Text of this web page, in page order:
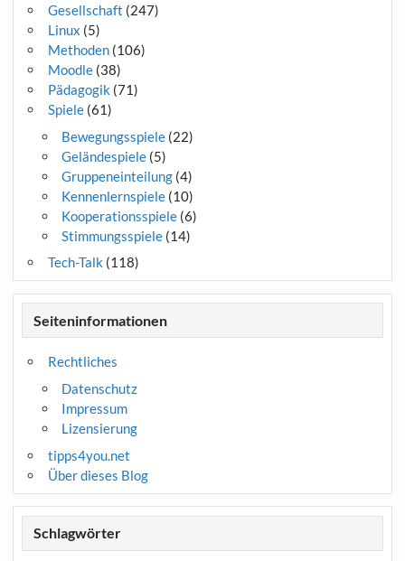
Gesellschaft (247)
Linux (5)
Methoden(106)
Moodle(38)
Pädagogik (71)
Spiele(61)
Bewegungsspiele(22)
Geländespiele(5)
Gruppeneinteilung(4)
Kennenlernspiele(10)
Kooperationsspiele(6)
Stimmungsspiele(14)
Tech-Talk (118)
Seiteninformationen
Rechtliches
Datenschutz
Impressum
Lizensierung
tipps4you.net
Über dieses Blog
Schlagwörter